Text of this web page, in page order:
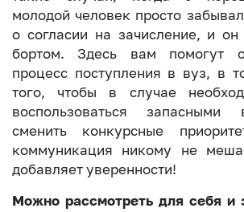
молодой человек просто
о согласии на зачисление, и он
бортом. Здесь вам помогут
процесс поступления в вуз, в
того, чтобы в случае
воспользоваться запасными
сменить конкурсные
коммуникация никому не
добавляет уверенности!
Можно рассмотреть для себя и